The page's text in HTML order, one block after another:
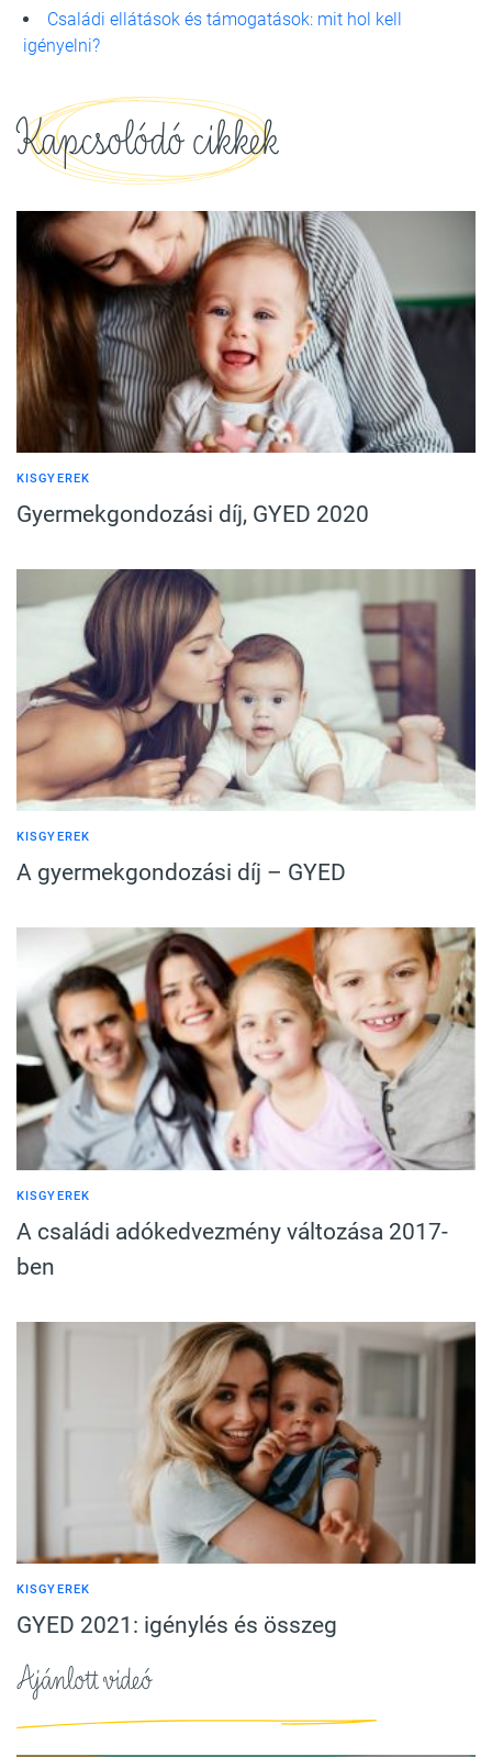
Családi ellátások és támogatások: mit hol kell
igényelni?
Kapcsolódó cikkek
KISGYEREK
Gyermekgondozási díj, GYED 2020
KISGYEREK
A gyermekgondozási díj – GYED
KISGYEREK
A családi adókedvezmény változása 2017-
ben
KISGYEREK
GYED 2021: igénylés és összeg
Ajánlott videó